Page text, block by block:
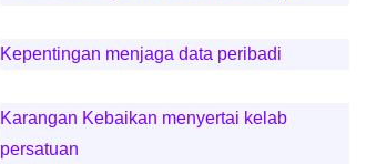
Kepentingan menjaga data peribadi
Karangan Kebaikan menyertai kelab
persatuan